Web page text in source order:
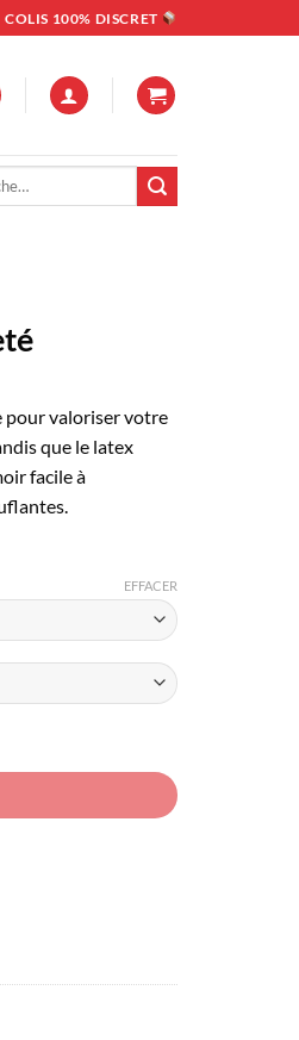
COLIS 100% DISCRET
pour valoriser votre
que le latex
facile à
EFFACER